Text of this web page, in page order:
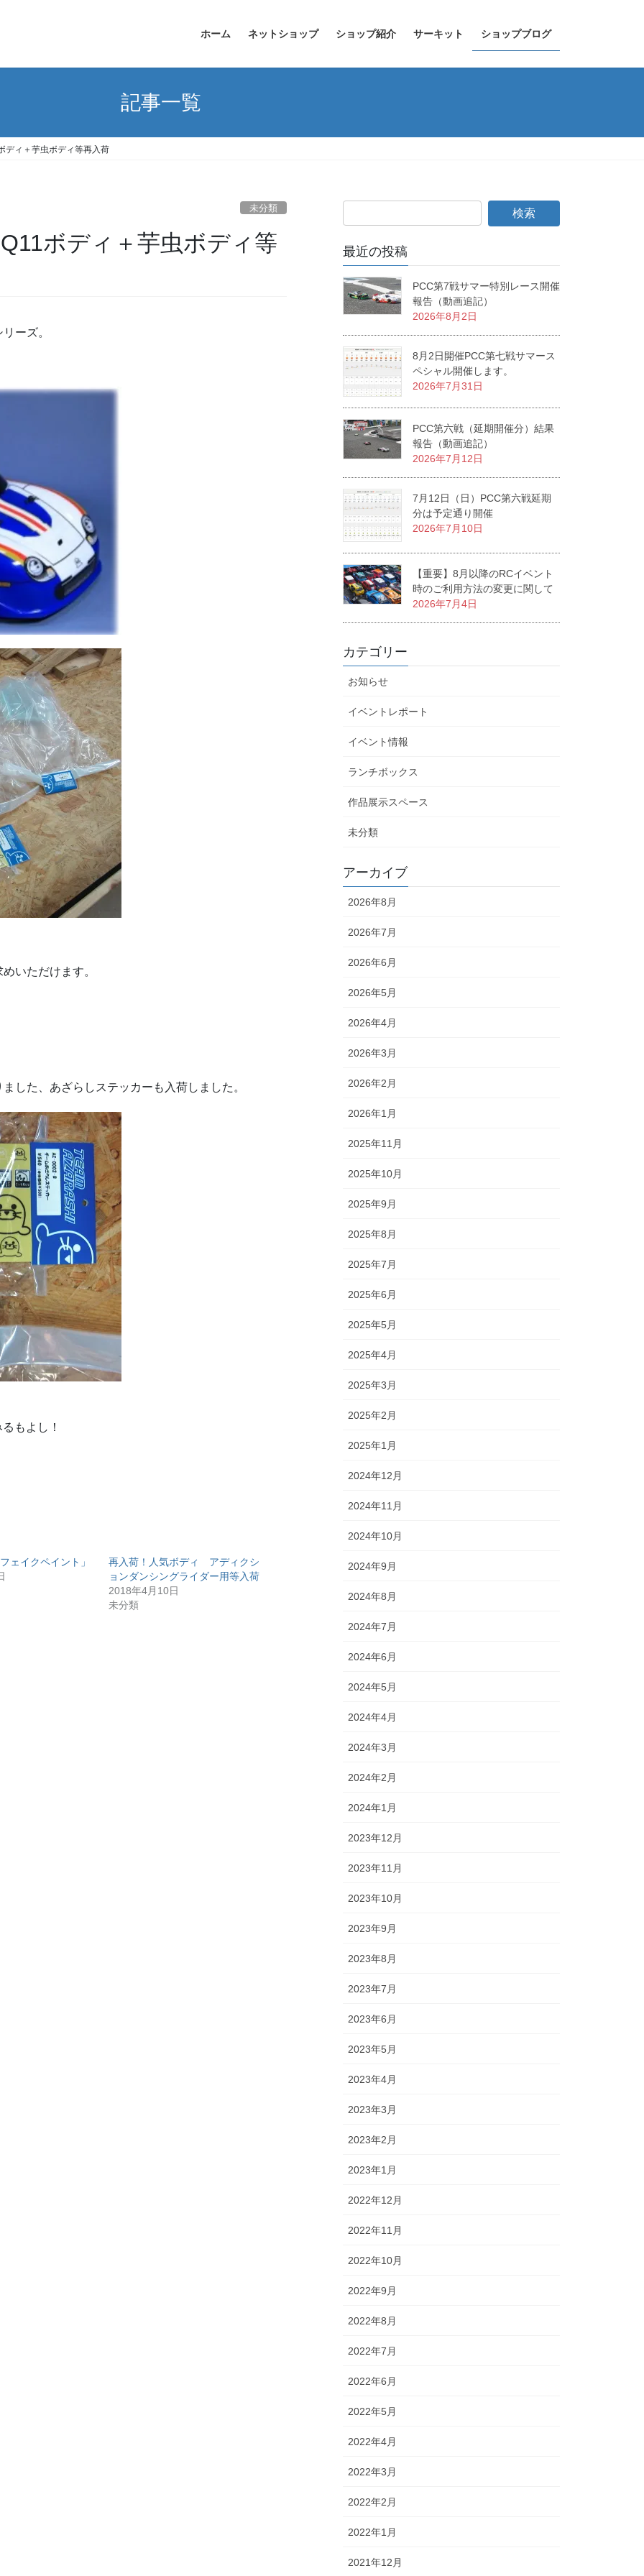
ホーム ネットショップ ショップ紹介 サーキット ショップブログ
記事一覧
ィ＋芋虫ボディ等再入荷
未分類
ボディ＋芋虫ボディ等
ーズ。
いただけます。
した、あざらしステッカーも入荷しました。
もよし！
ェイクペイント」
再入荷！人気ボディ アディクシ
ョンダンシングライダー用等入荷
2018年4月10日
未分類
最近の投稿
PCC第7戦サマー特別レース開催
報告（動画追記）
2026年8月2日
8月2日開催PCC第七戦サマース
ペシャル開催します。
2026年7月31日
PCC第六戦（延期開催分）結果
報告（動画追記）
2026年7月12日
7月12日（日）PCC第六戦延期
分は予定通り開催
2026年7月10日
【重要】8月以降のRCイベント
時のご利用方法の変更に関して
2026年7月4日
カテゴリー
お知らせ
イベントレポート
イベント情報
ランチボックス
作品展示スペース
未分類
アーカイブ
2026年8月
2026年7月
2026年6月
2026年5月
2026年4月
2026年3月
2026年2月
2026年1月
2025年11月
2025年10月
2025年9月
2025年8月
2025年7月
2025年6月
2025年5月
2025年4月
2025年3月
2025年2月
2025年1月
2024年12月
2024年11月
2024年10月
2024年9月
2024年8月
2024年7月
2024年6月
2024年5月
2024年4月
2024年3月
2024年2月
2024年1月
2023年12月
2023年11月
2023年10月
2023年9月
2023年8月
2023年7月
2023年6月
2023年5月
2023年4月
2023年3月
2023年2月
2023年1月
2022年12月
2022年11月
2022年10月
2022年9月
2022年8月
2022年7月
2022年6月
2022年5月
2022年4月
2022年3月
2022年2月
2022年1月
2021年12月